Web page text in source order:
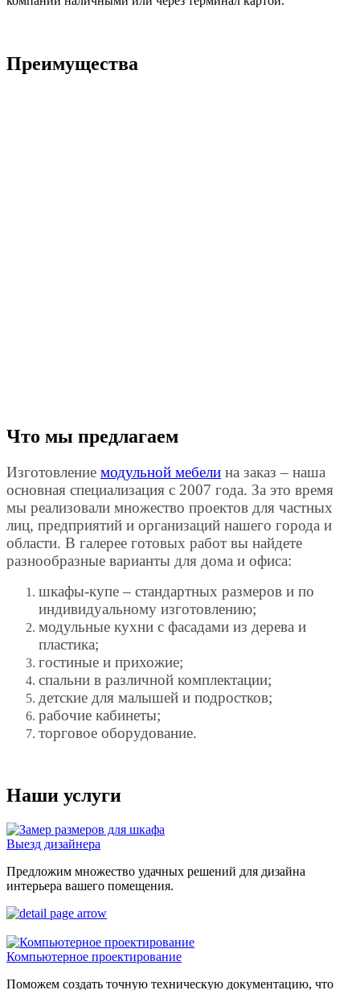
Преимущества
Что мы предлагаем
Изготовление модульной мебели на заказ – наша
основная специализация с 2007 года. За это время
мы реализовали множество проектов для частных
лиц, предприятий и организаций нашего города и
области. В галерее готовых работ вы найдете
разнообразные варианты для дома и офиса:
шкафы-купе – стандартных размеров и по
индивидуальному изготовлению;
модульные кухни с фасадами из дерева и
пластика;
гостиные и прихожие;
спальни в различной комплектации;
детские для малышей и подростков;
рабочие кабинеты;
торговое оборудование.
Наши услуги
Выезд дизайнера
Предложим множество удачных решений для дизайна
интерьера вашего помещения.
Компьютерное проектирование
Поможем создать точную техническую документацию, что